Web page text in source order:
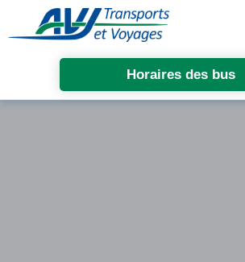
Horaires des bus